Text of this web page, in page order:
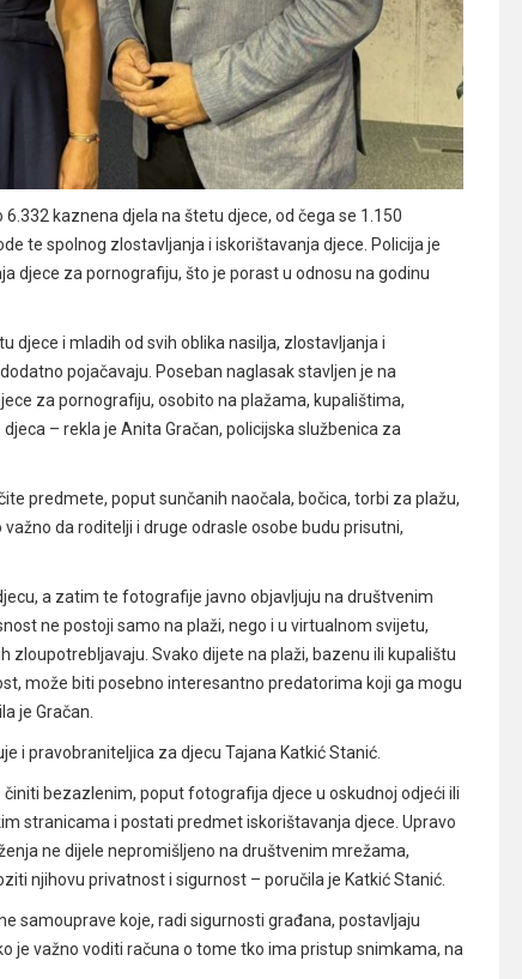
kaznena djela na štetu djece, od čega se 1.150
te spolnog zlostavljanja i iskorištavanja djece. Policija je
djece za pornografiju, što je porast u odnosu na godinu
djece i mladih od svih oblika nasilja, zlostavljanja i
pojačavaju. Poseban naglasak stavljen je na
za pornografiju, osobito na plažama, kupalištima,
– rekla je Anita Gračan, policijska službenica za
predmete, poput sunčanih naočala, bočica, torbi za plažu,
da roditelji i druge odrasle osobe budu prisutni,
a zatim te fotografije javno objavljuju na društvenim
ne postoji samo na plaži, nego i u virtualnom svijetu,
Svako dijete na plaži, bazenu ili kupalištu
može biti posebno interesantno predatorima koji ga mogu
je Gračan.
i pravobraniteljica za djecu Tajana Katkić Stanić.
bezazlenim, poput fotografija djece u oskudnoj odjeći ili
stranicama i postati predmet iskorištavanja djece. Upravo
ne dijele nepromišljeno na društvenim mrežama,
njihovu privatnost i sigurnost – poručila je Katkić Stanić.
samouprave koje, radi sigurnosti građana, postavljaju
je važno voditi računa o tome tko ima pristup snimkama, na